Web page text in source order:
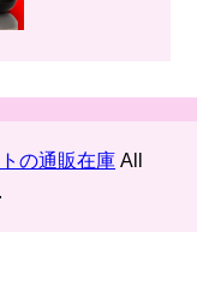
の通販在庫 All